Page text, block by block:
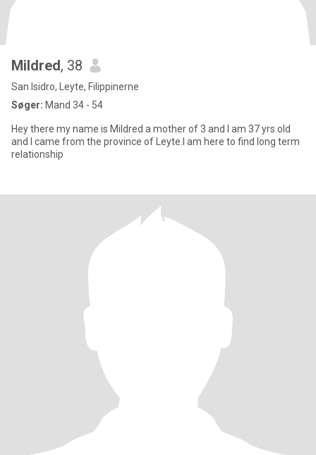
Mildred, 38
San Isidro, Leyte, Filippinerne
Søger: Mand 34 - 54
Hey there my name is Mildred a mother of 3 and I am 37 yrs old
and I came from the province of Leyte.I am here to find long term
relationship